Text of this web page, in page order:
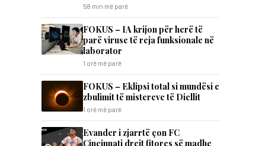
58 min më parë
FOKUS – IA krijon për herë të
parë viruse të reja funksionale në
laborator
1 orë më parë
FOKUS – Eklipsi total si mundësi e
zbulimit të mistereve të Diellit
1 orë më parë
Evander i zjarrtë çon FC
Cincinnati drejt fitores së madhe